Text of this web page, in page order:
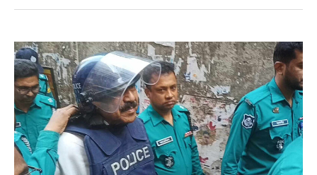
মামলা
তুলে
নিলেন,
কারন
জানালেন
খোদ
তাহমিনা